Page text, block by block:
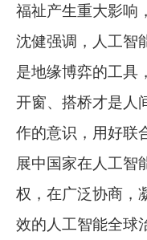
福祉产生重大影响
沈健强调，人工智
是地缘博弈的工具
开窗、搭桥才是人
作的意识，用好联
展中国家在人工智
权，在广泛协商，
效的人工智能全球